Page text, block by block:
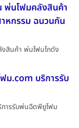
พ่นโฟมคลังสินค้า
หกรรม ฉนวนกัน
สินค้า พ่นโฟมโกดัง
ม.com บริการรับ
ารรับพ่นฉีดพียูโฟม